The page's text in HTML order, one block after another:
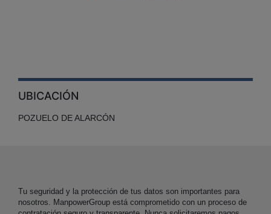
UBICACIÓN
POZUELO DE ALARCÓN
Tu seguridad y la protección de tus datos son importantes para
nosotros. ManpowerGroup está comprometido con un proceso de